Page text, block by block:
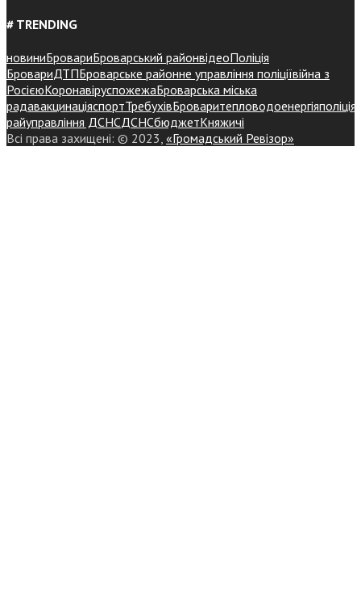
# TRENDING
новиниБровариБроварський районвідеоПоліція
БровариДТПБроварське районне управління поліціївійна з
РосієюКоронавіруспожежаБроварська міська
радавакцинаціяспортТребухівБроваритепловодоенергіяполіція
райуправління ДСНСДСНСбюджетКняжичі
Всі права захищені: © 2023, «Громадський Ревізор»